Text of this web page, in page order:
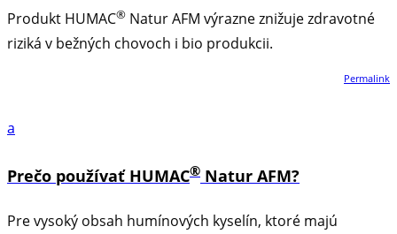
Produkt HUMAC® Natur AFM výrazne znižuje zdravotné
riziká v bežných chovoch i bio produkcii.
Permalink
a
Prečo používať HUMAC® Natur AFM?
Pre vysoký obsah humínových kyselín, ktoré majú